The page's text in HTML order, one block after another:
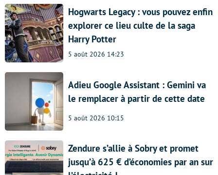
Hogwarts Legacy : vous pouvez enfin
explorer ce lieu culte de la saga
Harry Potter
5 août 2026 14:23
Adieu Google Assistant : Gemini va
le remplacer à partir de cette date
5 août 2026 10:15
Zendure s’allie à Sobry et promet
jusqu’à 625 € d’économies par an sur